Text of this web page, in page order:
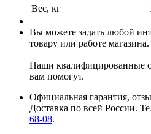
Вес, кг
Вы можете задать любой
товару или работе магазина.
Наши квалифицированные
вам помогут.
Официальная гарантия,
Доставка по всей России.
68-08.